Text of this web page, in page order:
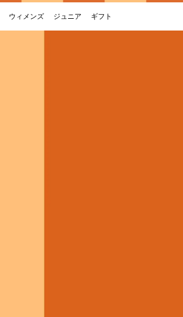
ウィメンズ ジュニア ギフト